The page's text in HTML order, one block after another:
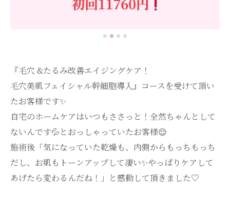
『毛穴 &たるみ改善エイジングケア！
毛穴美肌フェイシャル幹細胞導入』コースを受けて頂い
たお客様です✨
自宅のホームケアはいつもささっと！全然ちゃんとして
ないんです💦とおっしゃっていたお客様😌
施術後「気になっていた乾燥も、内側からもっちもっち
だし、お肌もトーンアップして凄い✨やっぱりケアして
あげたら変わるんだね！」と感動して頂きました♡